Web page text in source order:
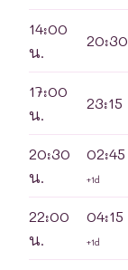
14:00
น.
20:30
17:00
น.
23:15
20:30
น.
02:45
+1d
22:00
น.
04:15
+1d